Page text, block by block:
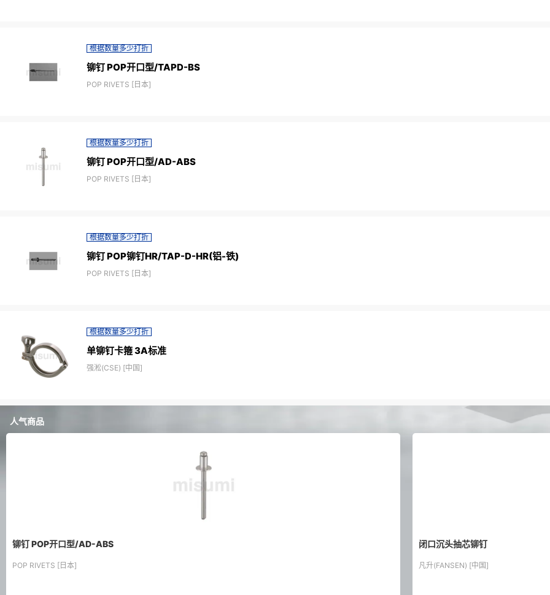
根据数量多少打折
铆钉 POP开口型/TAPD-BS
POP RIVETS [日本]
根据数量多少打折
铆钉 POP开口型/AD-ABS
POP RIVETS [日本]
根据数量多少打折
铆钉 POP铆钉HR/TAP-D-HR(铝-铁)
POP RIVETS [日本]
根据数量多少打折
单铆钉卡箍 3A标准
强淞(CSE) [中国]
人气商品
铆钉 POP开口型/AD-ABS
POP RIVETS [日本]
闭口沉头抽芯铆钉
凡升(FANSEN) [中国]